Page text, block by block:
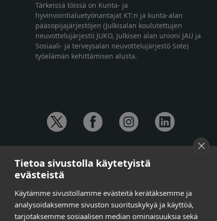
Tärkeissä töissä on Kunta- ja
hyvinvointialuetyönantajat KT:n ja kunta-alan
pääsopijajärjestöjen (Julkisalan koulutettujen
neuvottelujärjestö JUKO, Julkisen alan unioni JAU ja
Sosiaali- ja terveysalan neuvottelujärjestö Sote)
työelämän kehittämisen alusta.
Anna-Mari Jaanu, kehittämispäällikkö,
puh. +358 50 572 4620
Henna Honkalo,
viestintäpäällikkö,
puh. +358 50 479 6618
Ilari Raiski, viestintä- ja tapahtumakoordinaattori,
Tietoa sivustolla käytetyistä
evästeistä
Käytämme sivustollamme evästeitä kerätäksemme ja
analysoidaksemme sivuston suorituskykyä ja käyttöä,
tarjotaksemme sosiaalisen median ominaisuuksia sekä